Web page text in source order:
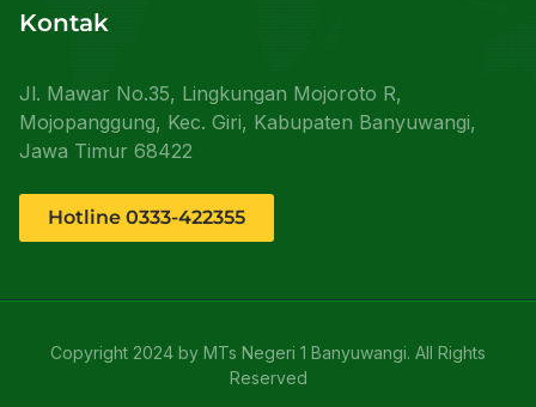
Kontak
Jl. Mawar No.35, Lingkungan Mojoroto R,
Mojopanggung, Kec. Giri, Kabupaten Banyuwangi,
Jawa Timur 68422
Hotline 0333-422355
Copyright 2024 by MTs Negeri 1 Banyuwangi. All Rights
Reserved